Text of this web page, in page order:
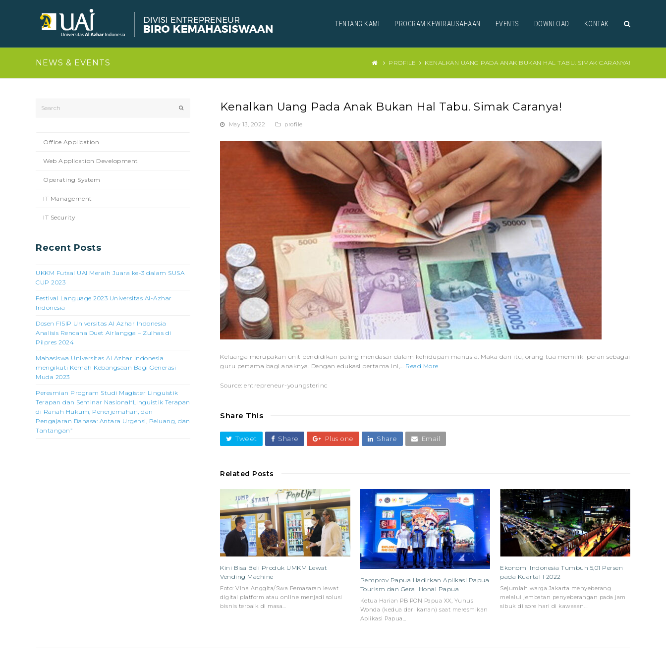
TENTANG KAMI PROGRAM KEWIRAUSAHAAN EVENTS DOWNLOAD KONTAK
NEWS & EVENTS PROFILE KENALKAN UANG PADA ANAK BUKAN HAL TABU. SIMAK CARANYA!
Kenalkan Uang Pada Anak Bukan Hal Tabu. Simak Caranya!
May 13, 2022 profile
Keluarga merupakan unit pendidikan paling mendasar dalam kehidupan manusia. Maka dari itu, orang tua memiliki peran sebagai
guru pertama bagi anaknya. Dengan edukasi pertama ini,… Read More
Source: entrepreneur-youngsterinc
Share This
Tweet Share Plus one Share Email
Related Posts
Kini Bisa Beli Produk UMKM Lewat
Vending Machine
Foto: Vina Anggita/Swa Pemasaran lewat
digital platform atau online menjadi solusi
bisnis terbaik di masa…
Pemprov Papua Hadirkan Aplikasi Papua
Tourism dan Gerai Honai Papua
Ketua Harian PB PON Papua XX, Yunus
Wonda (kedua dari kanan) saat meresmikan
Aplikasi Papua…
Ekonomi Indonesia Tumbuh 5,01 Persen
pada Kuartal I 2022
Sejumlah warga Jakarta menyeberang
melalui jembatan penyeberangan pada jam
sibuk di sore hari di kawasan…
Office Application
Web Application Development
Operating System
IT Management
IT Security
Recent Posts
UKKM Futsal UAI Meraih Juara ke-3 dalam SUSA
CUP 2023
Festival Language 2023 Universitas Al-Azhar
Indonesia
Dosen FISIP Universitas Al Azhar Indonesia
Analisis Rencana Duet Airlangga – Zulhas di
Pilpres 2024
Mahasiswa Universitas Al Azhar Indonesia
mengikuti Kemah Kebangsaan Bagi Generasi
Muda 2023
Peresmian Program Studi Magister Linguistik
Terapan dan Seminar Nasional“Linguistik Terapan
di Ranah Hukum, Penerjemahan, dan
Pengajaran Bahasa: Antara Urgensi, Peluang, dan
Tantangan”